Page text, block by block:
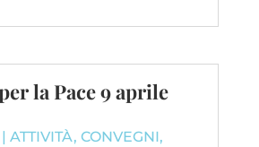
la Pace 9 aprile
ATTIVITÀ, CONVEGNI,